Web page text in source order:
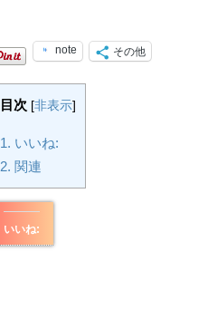
note その他
目次 [非表示]
1. いいね:
2. 関連
いいね: